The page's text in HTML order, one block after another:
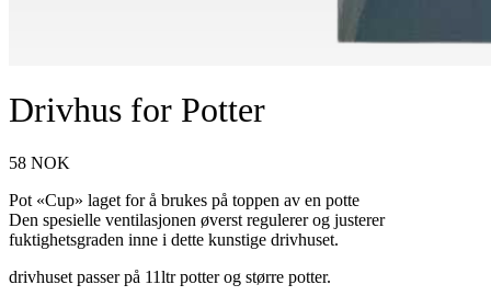
Drivhus for Potter
58 NOK
Pot «Cup» laget for å brukes på toppen av en potte
Den spesielle ventilasjonen øverst regulerer og justerer
fuktighetsgraden inne i dette kunstige drivhuset.
drivhuset passer på 11ltr potter og større potter.